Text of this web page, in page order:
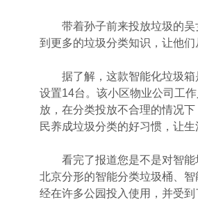
带着孙子前来投放垃圾的吴
到更多的垃圾分类知识，让他
据了解，这款智能化垃圾箱
设置14台。该小区物业公司工
放，在分类投放不合理的情况
民养成垃圾分类的好习惯，让
看完了报道您是不是对智能
北京分形的智能分类垃圾桶、
经在许多公园投入使用，并受